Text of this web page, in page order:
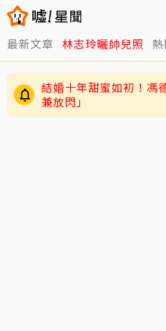
最新文章 林志玲曬帥兒照
結婚十年甜蜜如初！馮
兼放閃」